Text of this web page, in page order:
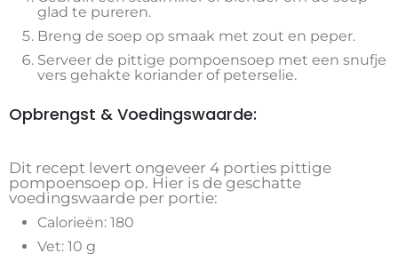
glad te pureren.
Breng de soep op smaak met zout en peper.
Serveer de pittige pompoensoep met een snufje
vers gehakte koriander of peterselie.
Opbrengst & Voedingswaarde:
Dit recept levert ongeveer 4 porties pittige
pompoensoep op. Hier is de geschatte
voedingswaarde per portie:
Calorieën: 180
Vet: 10 g